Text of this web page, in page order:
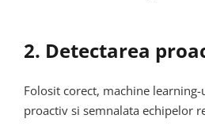
2. Detectarea
Folosit corect, machine
proactiv si semnalata echipelor